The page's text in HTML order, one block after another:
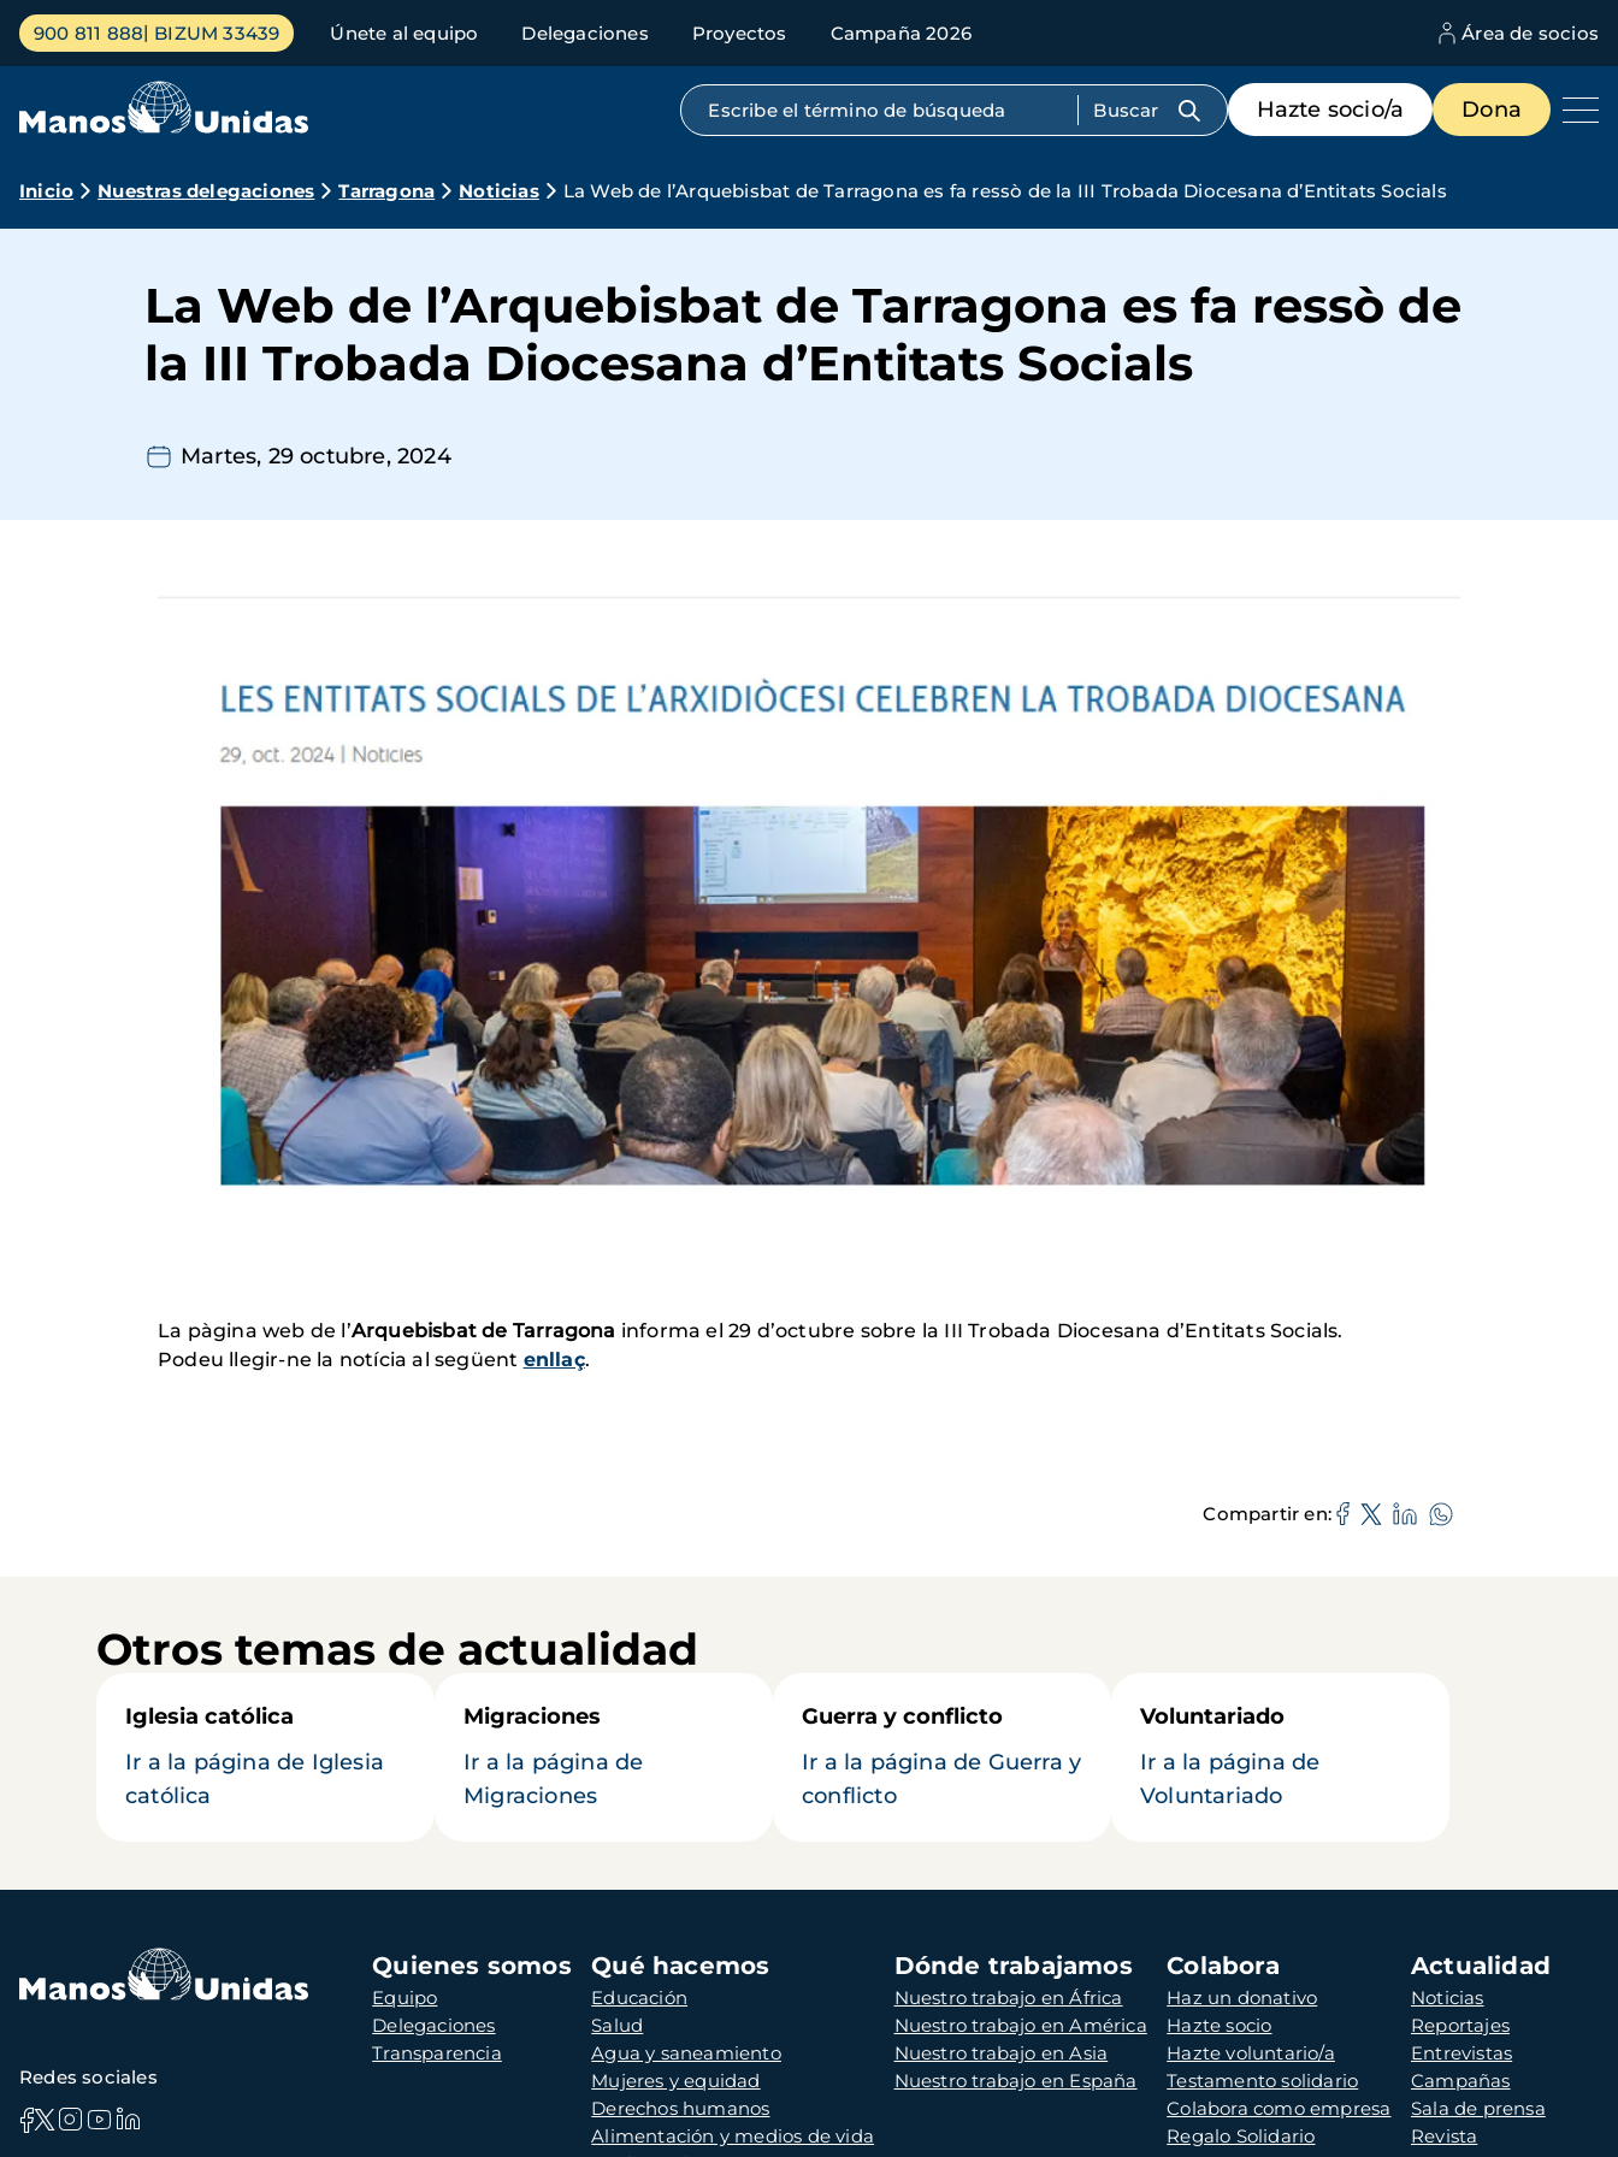
Pasar
contenido
Menú
principal
900 811 888 BIZUM 33439 Únete al equipo Delegaciones Proyectos Campaña 2026 Área de socios
Búsqueda por texto completo
Menú
de
destacados
Hazte socio/a Dona
Ruta
navegación
Inicio Nuestras delegaciones Tarragona Noticias La Web de l’Arquebisbat de Tarragona es fa ressò de la III Trobada Diocesana d’Entitats Socials
La Web de l’Arquebisbat de Tarragona es fa ressò de
la III Trobada Diocesana d’Entitats Socials
Martes, 29 octubre, 2024
La pàgina web de l’Arquebisbat de Tarragona informa el 29 d’octubre sobre la III Trobada Diocesana d’Entitats Socials.
Podeu llegir-ne la notícia al següent enllaç.
Compartir en
Otros temas de actualidad
Iglesia católica
Ir a la página de Iglesia
católica
Migraciones
Ir a la página de
Migraciones
Guerra y conflicto
Ir a la página de Guerra y
conflicto
Voluntariado
Ir a la página de
Voluntariado
Navegación
principal
Quienes somos
Equipo
Delegaciones
Transparencia
Qué hacemos
Educación
Salud
Agua y saneamiento
Mujeres y equidad
Derechos humanos
Alimentación y medios de vida
Dónde trabajamos
Nuestro trabajo en África
Nuestro trabajo en América
Nuestro trabajo en Asia
Nuestro trabajo en España
Colabora
Haz un donativo
Hazte socio
Hazte voluntario/a
Testamento solidario
Colabora como empresa
Regalo Solidario
Actualidad
Noticias
Reportajes
Entrevistas
Campañas
Sala de prensa
Revista
Redes sociales